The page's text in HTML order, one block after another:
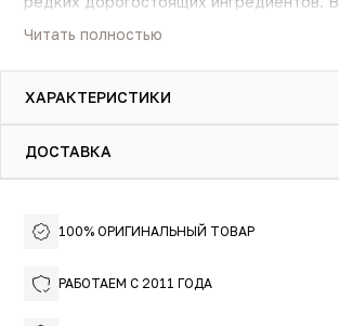
100% ОРИГИНАЛЬНЫЙ ТОВАР
РАБОТАЕМ С 2011 ГОДА
звонкую и чистую суть аромата.
терпкая чёрная смородина и
фиалковых листьев. А когда к этому
сочетанию присоединяются пачули и
теряя своей деликатности, переходит
аромат для мужчин и женщин, который
атмосферу ухоженности и лёгкости.
день для создания нежного
Читать полностью
ХАРАКТЕРИСТИКИ
ДОСТАВКА